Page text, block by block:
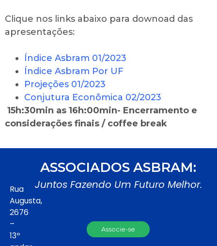
Clique nos links abaixo para downoad das
apresentações:
Índice Asbram 01/2023
Índice Asbram Por UF
Projeções 01/2023
Conjutura Econômica 02/2023
15h:30min as 16h:00min- Encerramento e
considerações finais / coffee break
Rua
Augusta,
2676
–
13º
ASSOCIADOS ASBRAM:
Juntos Fazendo Um Futuro Melhor.
Associe-se